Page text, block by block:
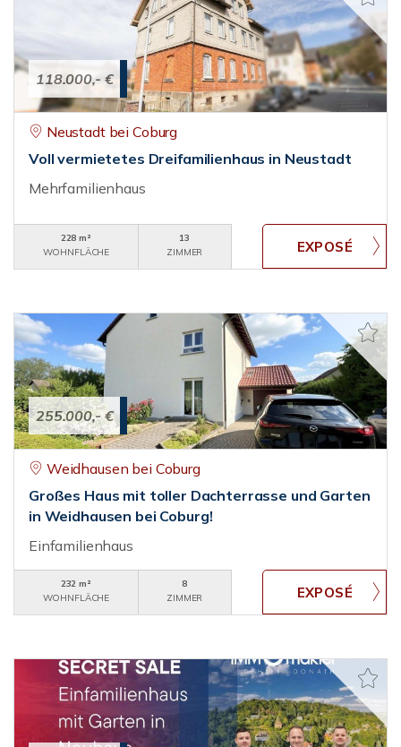
118.000,- €
Neustadt bei Coburg
Voll vermietetes Dreifamilienhaus in Neustadt
Mehrfamilienhaus
228 m²
WOHNFLÄCHE
13
ZIMMER
255.000,- €
Weidhausen bei Coburg
Großes Haus mit toller Dachterrasse und Garten
in Weidhausen bei Coburg!
Einfamilienhaus
232 m²
WOHNFLÄCHE
8
ZIMMER